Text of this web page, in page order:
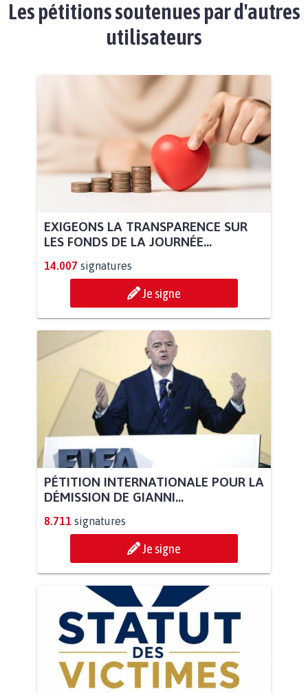
Les pétitions soutenues par d'autres
utilisateurs
EXIGEONS LA TRANSPARENCE SUR
LES FONDS DE LA JOURNÉE...
14.007 signatures
Je signe
PÉTITION INTERNATIONALE POUR LA
DÉMISSION DE GIANNI...
8.711 signatures
Je signe